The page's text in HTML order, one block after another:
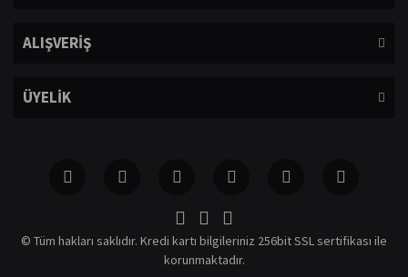
ALIŞVERİŞ
ÜYELİK
© Tüm hakları saklıdır. Kredi kartı bilgileriniz 256bit SSL sertifikası ile
korunmaktadır.